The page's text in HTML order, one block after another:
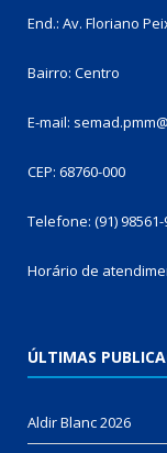
End.: Av. Floriano
Bairro: Centro
E-mail:
CEP: 68760-000
Telefone: (91) 98561-
Horário de
ÚLTIMAS
Aldir Blanc 2026